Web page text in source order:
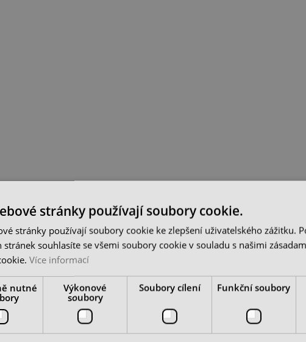
stránky používají soubory cookie.
stránky používají soubory cookie ke zlepšení uživatelského zážitku.
stránek souhlasíte se všemi soubory cookie v souladu s našimi
Více informací
nutné
Výkonové
soubory
Soubory cílení Funkční soubory